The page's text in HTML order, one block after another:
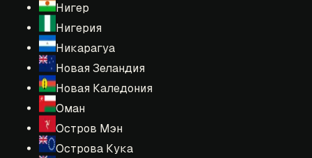
Нигер
Нигерия
Никарагуа
Новая Зеландия
Новая Каледония
Оман
Остров Мэн
Острова Кука